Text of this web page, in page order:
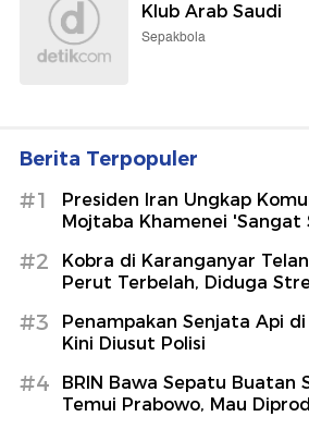
Klub Arab Saudi
Sepakbola
Berita Terpopuler
#1
Presiden Iran Ungkap
Mojtaba Khamenei 'Sangat
#2
Kobra di Karanganyar
Perut Terbelah, Diduga
#3
Penampakan Senjata Api di
Kini Diusut Polisi
#4
BRIN Bawa Sepatu Buatan
Temui Prabowo, Mau